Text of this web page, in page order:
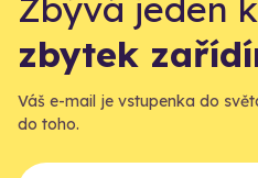
zbytek
Váš e-mail je vstupenka do
do toho.